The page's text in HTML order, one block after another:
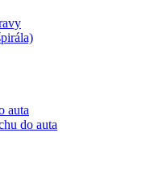
auta
do auta